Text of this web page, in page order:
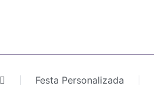
Festa Personalizada